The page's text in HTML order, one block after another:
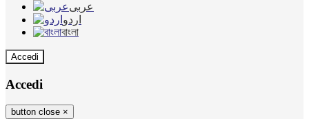
عربى
اردو
বাংলা
Accedi
Accedi
button close ×